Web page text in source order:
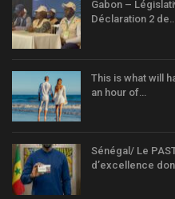
Gabon –
Déclaration 2
This is what will
an hour of…
Sénégal/ Le
d’excellence